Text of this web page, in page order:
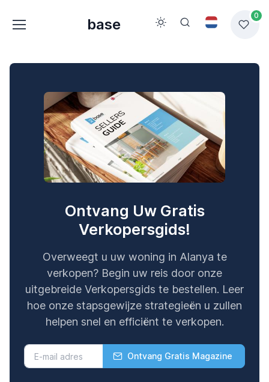
base
0
Ontvang Uw Gratis
Verkopersgids!
Overweegt u uw woning in Alanya te
verkopen? Begin uw reis door onze
uitgebreide Verkopersgids te bestellen. Leer
hoe onze stapsgewijze strategieën u zullen
helpen snel en efficiënt te verkopen.
Ontvang Gratis Magazine